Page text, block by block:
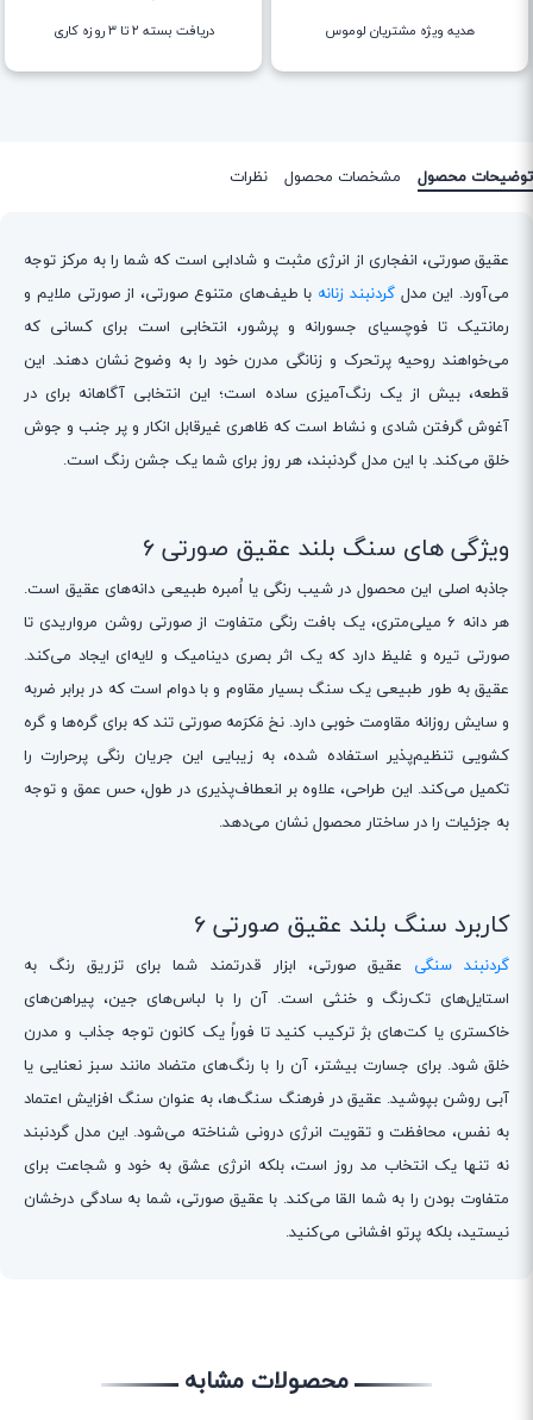
هدیه ویژه مشتریان لوموس دریافت بسته ۲ تا ۳ روزه کاری
توضیحات محصول مشخصات محصول نظرات
عقیق صورتی، انفجاری از انرژی مثبت و شادابی است که شما را به مرکز توجه
می‌آورد. این مدلگردنبند زنانه با طیف‌های متنوع صورتی، از صورتی ملایم و
رمانتیک تا فوچسیای جسورانه و پرشور، انتخابی است برای کسانی که
می‌خواهند روحیه پرتحرک و زنانگی مدرن خود را به وضوح نشان دهند. این
قطعه، بیش از یک رنگ‌آمیزی ساده است؛ این انتخابی آگاهانه برای در
آغوش گرفتن شادی و نشاط است که ظاهری غیرقابل انکار و پر جنب و جوش
خلق می‌کند. با این مدل گردنبند، هر روز برای شما یک جشن رنگ است.
ویژگی های سنگ بلند عقیق صورتی 6
جاذبه اصلی این محصول در شیب رنگی یا اُمبره طبیعی دانه‌های عقیق است.
هر دانه ۶ میلی‌متری، یک بافت رنگی متفاوت از صورتی روشن مرواریدی تا
صورتی تیره و غلیظ دارد که یک اثر بصری دینامیک و لایه‌ای ایجاد می‌کند.
عقیق به طور طبیعی یک سنگ بسیار مقاوم و با دوام است که در برابر ضربه
و سایش روزانه مقاومت خوبی دارد. نخ مَکرَمه صورتی تند که برای گره‌ها و گره
کشویی تنظیم‌پذیر استفاده شده، به زیبایی این جریان رنگی پرحرارت را
تکمیل می‌کند. این طراحی، علاوه بر انعطاف‌پذیری در طول، حس عمق و توجه
به جزئیات را در ساختار محصول نشان می‌دهد.
کاربرد سنگ بلند عقیق صورتی 6
گردنبند سنگی عقیق صورتی، ابزار قدرتمند شما برای تزریق رنگ به
استایل‌های تک‌رنگ و خنثی است. آن را با لباس‌های جین، پیراهن‌های
خاکستری یا کت‌های بژ ترکیب کنید تا فوراً یک کانون توجه جذاب و مدرن
خلق شود. برای جسارت بیشتر، آن را با رنگ‌های متضاد مانند سبز نعنایی یا
آبی روشن بپوشید. عقیق در فرهنگ سنگ‌ها، به عنوان سنگ افزایش اعتماد
به نفس، محافظت و تقویت انرژی درونی شناخته می‌شود. این مدل گردنبند
نه تنها یک انتخاب مد روز است، بلکه انرژی عشق به خود و شجاعت برای
متفاوت بودن را به شما القا می‌کند. با عقیق صورتی، شما به سادگی درخشان
نیستید، بلکه پرتو افشانی می‌کنید.
محصولات مشابه